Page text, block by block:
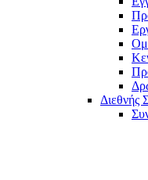
Διεθνής